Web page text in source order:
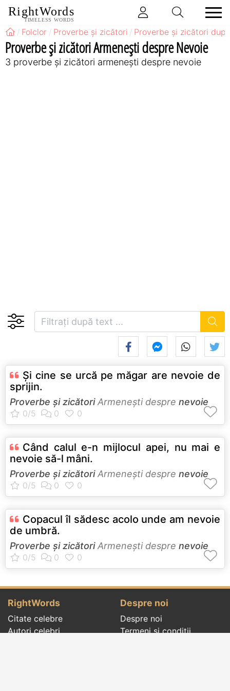
RightWords
TIMELESS WORDS
Folclor Proverbe și zicători Proverbe și zicători
Proverbe și zicători Armeneşti despre Nevoie
3 proverbe și zicători armeneşti despre nevoie
Şi cine se urcă pe măgar are nevoie de
sprijin.
Proverbe și zicătoriArmeneşti despre nevoie
Când calul e-n mijlocul apei, nu mai e
nevoie să-l mâni.
Proverbe și zicătoriArmeneşti despre nevoie
Copacul îl sădesc acolo unde am nevoie
de umbră.
Proverbe și zicătoriArmeneşti despre nevoie
RightWords
Citate celebre
Autori celebri
Despre noi
Despre noi
Termeni și condiții